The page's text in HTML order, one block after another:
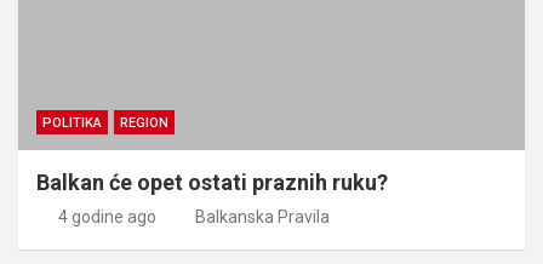
POLITIKA REGION
Balkan će opet ostati praznih ruku?
4 godine ago Balkanska Pravila